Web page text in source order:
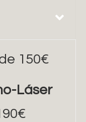
150€
Láser